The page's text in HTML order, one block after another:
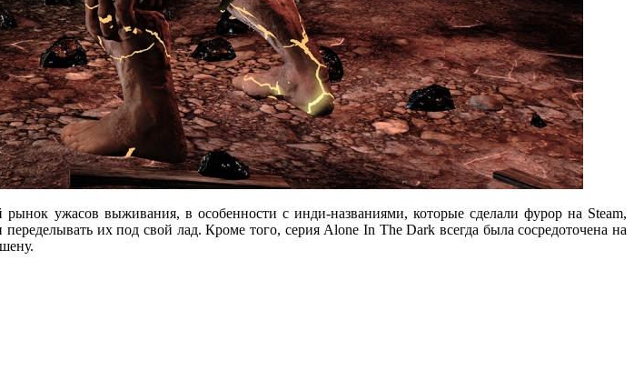
ужасов выживания, в особенности с инди-названиями, которые сделали фурор на Steam,
их под свой лад. Кроме того, серия Alone In The Dark всегда была сосредоточена на